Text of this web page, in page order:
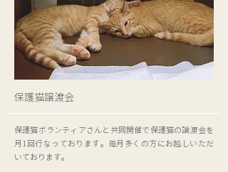
保護猫譲渡会
保護猫ボランティアさんと共同開催で保護猫の譲渡会を
月1回行なっております。毎月多くの方にお越しいただ
いております。